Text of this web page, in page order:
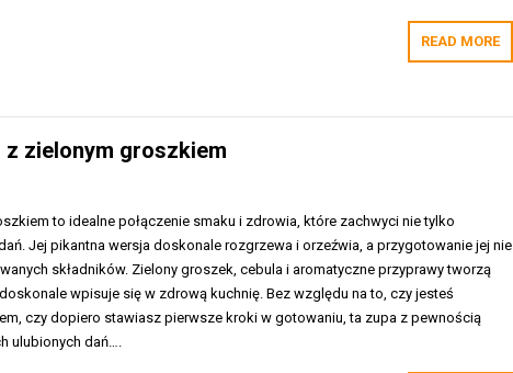
READ MORE
z zielonym groszkiem
to idealne połączenie smaku i zdrowia, które zachwyci nie tylko
Jej pikantna wersja doskonale rozgrzewa i orzeźwia, a przygotowanie jej nie
składników. Zielony groszek, cebula i aromatyczne przyprawy tworzą
wpisuje się w zdrową kuchnię. Bez względu na to, czy jesteś
czy dopiero stawiasz pierwsze kroki w gotowaniu, ta zupa z pewnością
ulubionych dań….